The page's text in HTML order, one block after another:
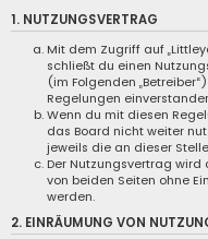
1. NUTZUNGSVERTRAG
Mit dem Zugriff auf
schließt du einen
(im Folgenden
Regelungen
Wenn du mit diesen
das Board nicht weiter
jeweils die an dieser
Der Nutzungsvertrag
von beiden Seiten ohne
werden.
2. EINRÄUMUNG VON